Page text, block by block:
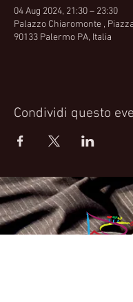
04 Aug 2024, 21:30 – 23:30
Palazzo Chiaromonte ,
90133 Palermo PA, Italia
Condividi questo